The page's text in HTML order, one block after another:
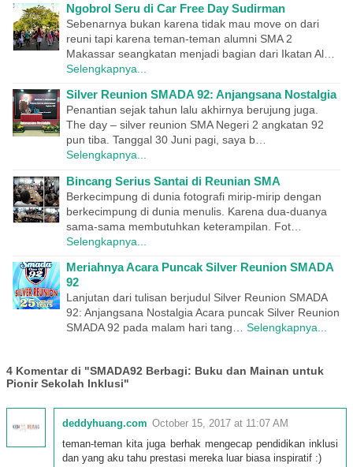
Ngobrol Seru di Car Free Day Sudirman
Sebenarnya bukan karena tidak mau move on dari
reuni tapi karena teman-teman alumni SMA 2
Makassar seangkatan menjadi bagian dari Ikatan Al…
Selengkapnya...
Silver Reunion SMADA 92: Anjangsana Nostalgia
Penantian sejak tahun lalu akhirnya berujung juga.
The day – silver reunion SMA Negeri 2 angkatan 92
pun tiba. Tanggal 30 Juni pagi, saya b…
Selengkapnya...
Bincang Serius Santai di Reunian SMA
Berkecimpung di dunia fotografi mirip-mirip dengan
berkecimpung di dunia menulis. Karena dua-duanya
sama-sama membutuhkan keterampilan. Fot…
Selengkapnya...
Meriahnya Acara Puncak Silver Reunion SMADA
92
Lanjutan dari tulisan berjudul Silver Reunion SMADA
92: Anjangsana Nostalgia Acara puncak Silver Reunion
SMADA 92 pada malam hari tang… Selengkapnya...
4 Komentar di "SMADA92 Berbagi: Buku dan Mainan untuk
Pionir Sekolah Inklusi"
deddyhuang.com October 15, 2017 at 11:07 AM
teman-teman kita juga berhak mengecap pendidikan inklusi
dan yang aku tahu prestasi mereka luar biasa inspiratif :)